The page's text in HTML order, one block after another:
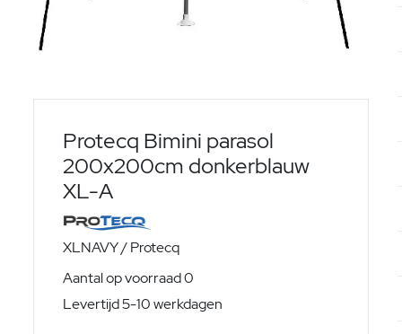
Protecq Bimini parasol
200x200cm donkerblauw
XL-A
XLNAVY / Protecq
Aantal op voorraad 0
Levertijd 5-10 werkdagen